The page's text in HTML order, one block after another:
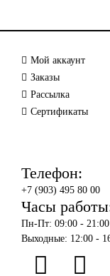
Мой аккаунт
Заказы
Рассылка
Сертификаты
Телефон:
+7 (903) 495 80 00
Часы
Пн-Пт: 09:00 - 21:00
Выходные: 12:00 -